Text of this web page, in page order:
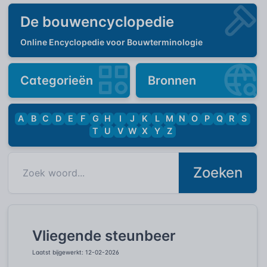
De bouwencyclopedie
Online Encyclopedie voor Bouwterminologie
Categorieën Bronnen
A B C D E F G H I J K L M N O P Q R
S
T
U V W X Y Z
Zoeken
Vliegende steunbeer
Laatst bijgewerkt: 12-02-2026